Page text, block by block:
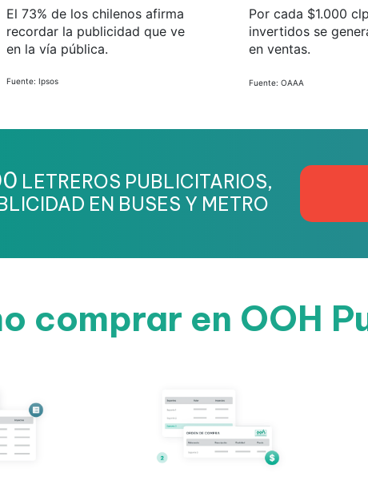
El 73% de los chilenos afirma
recordar la publicidad que ve
en la vía pública.
Fuente: Ipsos
Por cada $1.000
invertidos se
en ventas.
Fuente: OAAA
LETREROS PUBLICITARIOS,
EN BUSES Y METRO
comprar en OOH